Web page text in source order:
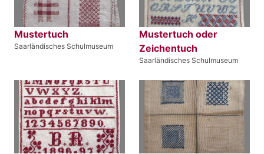
Mustertuch
Saarländisches Schulmuseum
Mustertuch oder
Zeichentuch
Saarländisches Schulmuseum